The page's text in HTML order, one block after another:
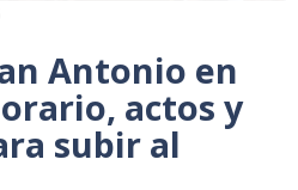
Antonio en
actos y
subir al